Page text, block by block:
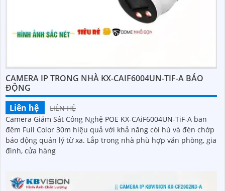
CAMERA IP TRONG NHÀ KX-CAIF6004UN-TIF-A BÁO
ĐỘNG
Liên hệ
LIÊN HỆ
Camera Giám Sát Công Nghệ POE KX-CAiF6004UN-TiF-A ban
đêm Full Color 30m hiệu quả với khả năng còi hú và đèn chớp
báo động quản lý từ xa. Lắp trong nhà phù hợp văn phòng, gia
đình, cửa hàng